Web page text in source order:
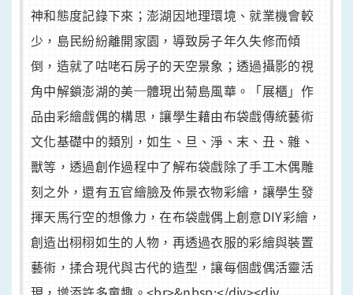
神和態度記錄下來；澎湖因地理環境、就業機會較
少，島民紛紛離開家園，導致房子年久失修而傾
倒，造就了咕咾石房子的天空景象；透過攝影的視
角中解鎖澎湖的美─體現出菊島風華。「展櫃」作
品由彩繪戲偶的構思，讓學生藉由布袋戲傳統藝術
文化基礎中的類別，如生、旦、淨、末、丑、雜、
獸等，透過創作過程中了解布袋戲除了手工木偶雕
刻之外，還有五官繪臉及佈景衣物彩繪，讓學生發
揮天馬行空的想像力，在布袋戲偶上創意DIY彩繪，
創造出栩栩如生的人物，再透過衣服的彩繪與裝置
藝術，揉合現代與古代的造型，讓每個戲偶活靈活